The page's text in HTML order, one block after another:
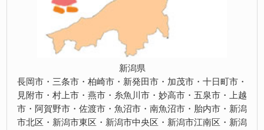
新潟県
長岡市・三条市・柏崎市・新発田市・加茂市・十日町市・
見附市・村上市・燕市・糸魚川市・妙高市・五泉市・上越
市・阿賀野市・佐渡市・魚沼市・南魚沼市・胎内市・新潟
市北区・新潟市東区・新潟市中央区・新潟市江南区・新潟